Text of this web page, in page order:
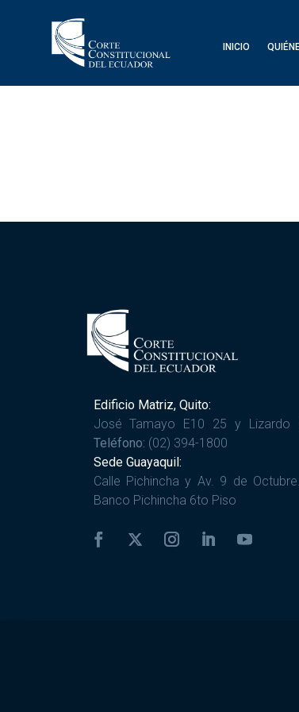
INICIO
Edificio Matriz, Quito:
José Tamayo E10 25 y Lizardo
Teléfono: (02) 394-1800
Sede Guayaquil:
Calle Pichincha y Av. 9 de
Banco Pichincha 6to Piso